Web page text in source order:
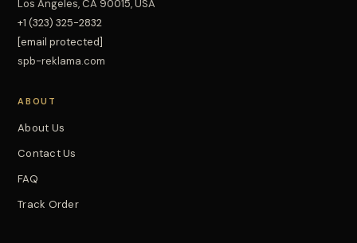
Los Angeles, CA 90015, USA
+1 (323) 325-2832
[email protected]
spb-reklama.com
ABOUT
About Us
Contact Us
FAQ
Track Order